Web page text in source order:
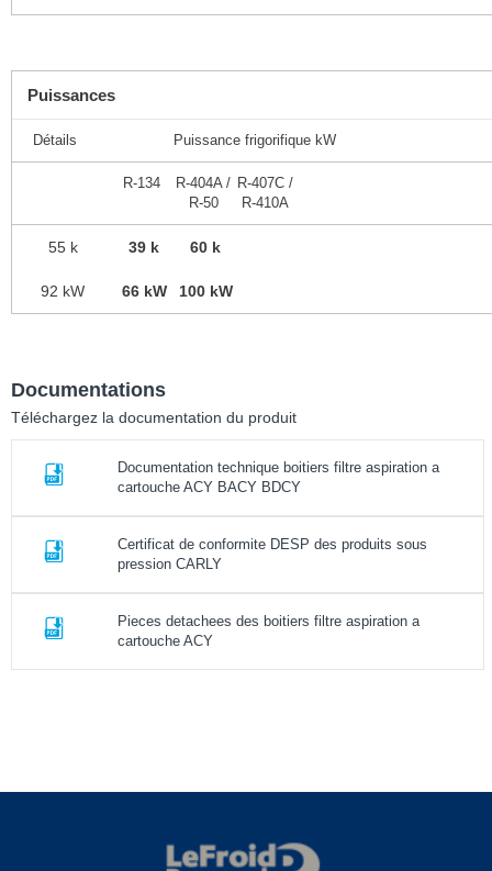
Puissances
Détails Puissance frigorifique kW
R-134
R-404A /
R-50
R-407C /
R-410A
55 k
92 kW
39 k
66 kW
60 k
100 kW
Documentations
Téléchargez la documentation du produit
Documentation technique boitiers filtre aspiration a
cartouche ACY BACY BDCY
Certificat de conformite DESP des produits sous
pression CARLY
Pieces detachees des boitiers filtre aspiration a
cartouche ACY